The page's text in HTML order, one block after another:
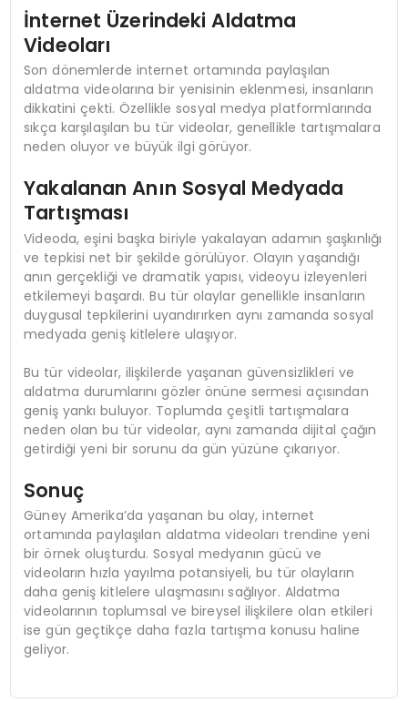
İnternet Üzerindeki Aldatma
Videoları
Son dönemlerde internet ortamında paylaşılan
aldatma videolarına bir yenisinin eklenmesi, insanların
dikkatini çekti. Özellikle sosyal medya platformlarında
sıkça karşılaşılan bu tür videolar, genellikle tartışmalara
neden oluyor ve büyük ilgi görüyor.
Yakalanan Anın Sosyal Medyada
Tartışması
Videoda, eşini başka biriyle yakalayan adamın şaşkınlığı
ve tepkisi net bir şekilde görülüyor. Olayın yaşandığı
anın gerçekliği ve dramatik yapısı, videoyu izleyenleri
etkilemeyi başardı. Bu tür olaylar genellikle insanların
duygusal tepkilerini uyandırırken aynı zamanda sosyal
medyada geniş kitlelere ulaşıyor.
Bu tür videolar, ilişkilerde yaşanan güvensizlikleri ve
aldatma durumlarını gözler önüne sermesi açısından
geniş yankı buluyor. Toplumda çeşitli tartışmalara
neden olan bu tür videolar, aynı zamanda dijital çağın
getirdiği yeni bir sorunu da gün yüzüne çıkarıyor.
Sonuç
Güney Amerika’da yaşanan bu olay, internet
ortamında paylaşılan aldatma videoları trendine yeni
bir örnek oluşturdu. Sosyal medyanın gücü ve
videoların hızla yayılma potansiyeli, bu tür olayların
daha geniş kitlelere ulaşmasını sağlıyor. Aldatma
videolarının toplumsal ve bireysel ilişkilere olan etkileri
ise gün geçtikçe daha fazla tartışma konusu haline
geliyor.